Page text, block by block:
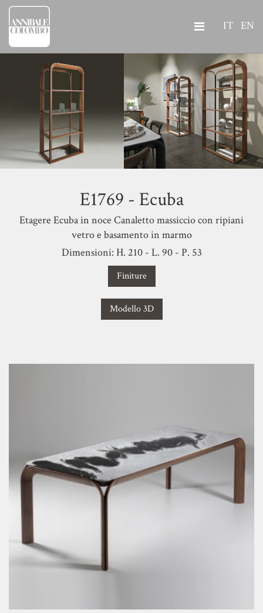
IT EN
E1769 - Ecuba
Etagere Ecuba in noce Canaletto massiccio con ripiani
vetro e basamento in marmo
Dimensioni: H. 210 - L. 90 - P. 53
Finiture
Modello 3D